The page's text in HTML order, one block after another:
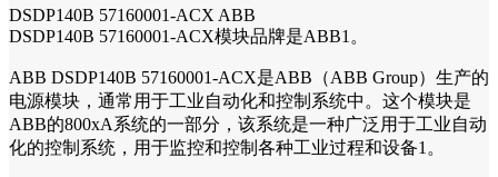
DSDP140B 57160001-ACX ABB
DSDP140B 57160001-ACX模块品牌是ABB1。
ABB DSDP140B 57160001-ACX是ABB（ABB Group）生产的
电源模块，通常用于工业自动化和控制系统中。这个模块是
ABB的800xA系统的一部分，该系统是一种广泛用于工业自动
化的控制系统，用于监控和控制各种工业过程和设备1。